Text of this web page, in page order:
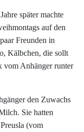
später machte
auf den
Freunden in
Kälbchen, die sollt
vom Anhänger runter
den Zuwachs
Sie hatten
(vom